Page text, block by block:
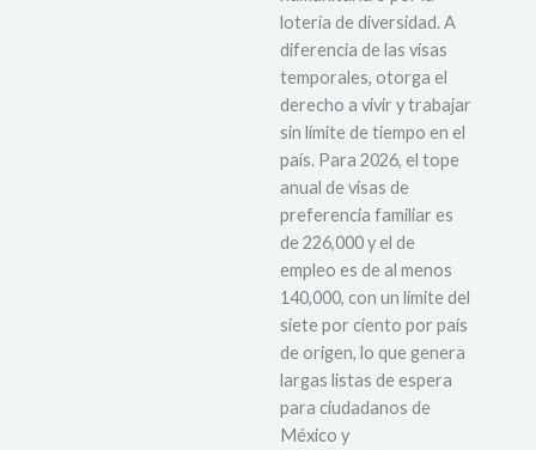
lotería de diversidad. A
diferencia de las visas
temporales, otorga el
derecho a vivir y trabajar
sin límite de tiempo en el
país. Para 2026, el tope
anual de visas de
preferencia familiar es
de 226,000 y el de
empleo es de al menos
140,000, con un límite del
siete por ciento por país
de origen, lo que genera
largas listas de espera
para ciudadanos de
México y